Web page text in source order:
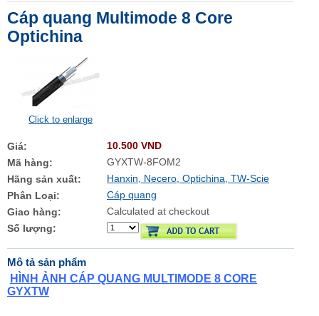
Cáp quang Multimode 8 Core
Optichina
Click to enlarge
Giá:
10.500 VND
Mã hàng:
GYXTW-8FOM2
Hãng sản xuất:
Hanxin, Necero, Optichina, TW-Scie
Phân Loại:
Cáp quang
Giao hàng:
Calculated at checkout
Số lượng:
Mô tả sản phẩm
HÌNH ẢNH CÁP QUANG MULTIMODE 8 CORE
GYXTW